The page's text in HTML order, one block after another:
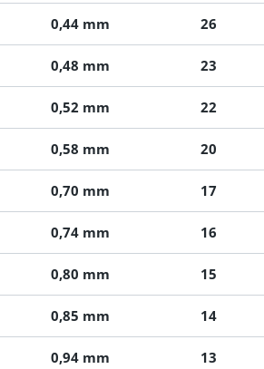
0,44 mm 26
0,48 mm 23
0,52 mm 22
0,58 mm 20
0,70 mm 17
0,74 mm 16
0,80 mm 15
0,85 mm 14
0,94 mm 13